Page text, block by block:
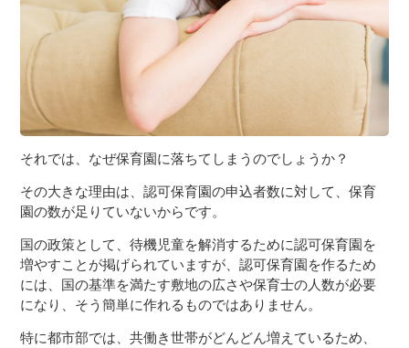
それでは、なぜ保育園に落ちてしまうのでしょうか？
その大きな理由は、認可保育園の申込者数に対して、保育
園の数が足りていないからです。
国の政策として、待機児童を解消するために認可保育園を
増やすことが掲げられていますが、認可保育園を作るため
には、国の基準を満たす敷地の広さや保育士の人数が必要
になり、そう簡単に作れるものではありません。
特に都市部では、共働き世帯がどんどん増えているため、